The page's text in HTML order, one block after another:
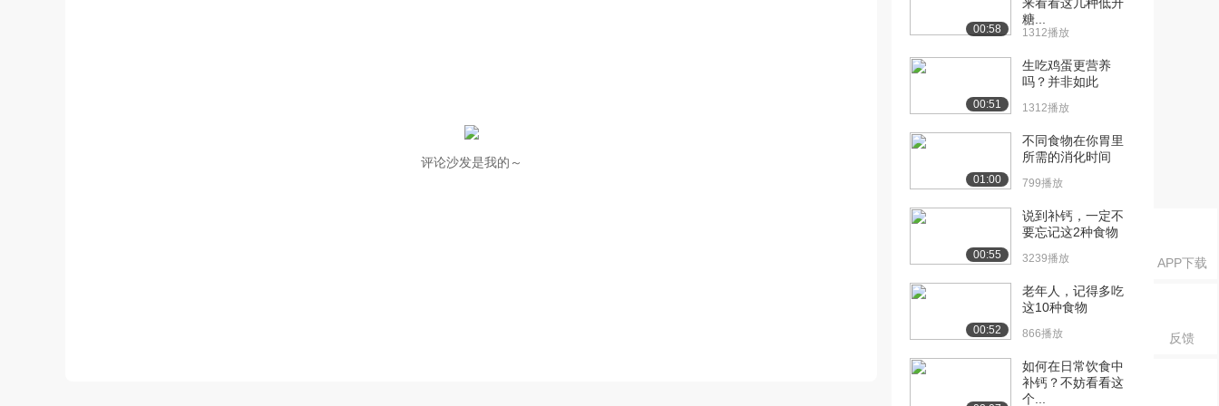
APP下载
反馈
评论沙发是我的～
00:58
糖...
1312播放
00:51
生吃鸡蛋更营养
吗？并非如此
1312播放
01:00
不同食物在你胃里
所需的消化时间
799播放
00:55
说到补钙，一定不
要忘记这2种食物
3239播放
00:52
老年人，记得多吃
这10种食物
866播放
如何在日常饮食中
补钙？不妨看看这
个...